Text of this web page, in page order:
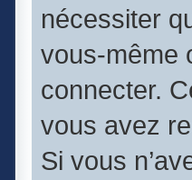
nécessiter
vous-même
connecter.
vous avez
Si vous